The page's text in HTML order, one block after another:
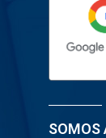
SOMOS